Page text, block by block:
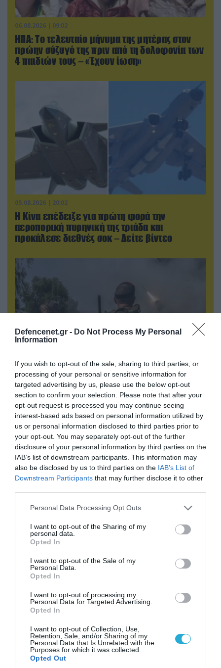
Defencenet.gr - Do Not Process My Personal
Information
If you wish to opt-out of the sale, sharing to third parties, or
processing of your personal or sensitive information for
targeted advertising by us, please use the below opt-out
section to confirm your selection. Please note that after your
opt-out request is processed you may continue seeing
interest-based ads based on personal information utilized by
us or personal information disclosed to third parties prior to
your opt-out. You may separately opt-out of the further
disclosure of your personal information by third parties on the
IAB’s list of downstream participants. This information may
also be disclosed by us to third parties on the IAB’s List of
Downstream Participants that may further disclose it to other
Please note that this website/app uses one or more Google
not limited to your visit or usage behaviour. You may click to
grant or deny consent to Google and its third-party tags to
use your data for below specified purposes in below Google
consent section.
Personal Data Processing Opt Outs
I want to opt-out of the Sharing of my
personal data.
Opted In
I want to opt-out of the Sale of my
Personal Data.
Opted In
I want to opt-out of processing my
Personal Data for Targeted Advertising.
Opted In
I want to opt-out of Collection, Use,
Retention, Sale, and/or Sharing of my
Personal Data that Is Unrelated with the
Purposes for which it was collected.
Opted Out
06.08.2026 | 09:02
ΗΠΑ: Το τελευταίο μήνυμα της μητέρας στον
πρώην σύζυγό της πριν από τη δολοφονία των
4 παιδιών τους – «Έχουν ίωση»
05.08.2026 | 20:02
Η Κίνα επέδειξε για πρώτη φορά την
αεροπορική πυρηνική της τριάδα και
προκάλεσε διεθνές σοκ – Δείτε βίντεο
05.08.2026 | 22:02
Αδειάζουν το Κραματόρσκ οι Ουκρανοί:
Έκτακτη εκκένωση στην πόλη μετά την
αιφνιδιαστική προώθηση των Ρώσων (βίντεο)
06.08.2026 | 17:02
Ουκρανία: Αποκαλύφθηκε ο αριθμός των
ξένων εθελοντών που πολεμούν για το Κίεβο